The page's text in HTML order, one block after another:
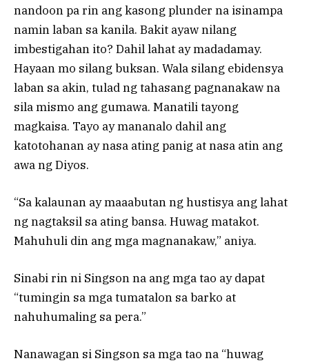
nandoon pa rin ang kasong plunder na isinampa
namin laban sa kanila. Bakit ayaw nilang
imbestigahan ito? Dahil lahat ay madadamay.
Hayaan mo silang buksan. Wala silang ebidensya
laban sa akin, tulad ng tahasang pagnanakaw na
sila mismo ang gumawa. Manatili tayong
magkaisa. Tayo ay mananalo dahil ang
katotohanan ay nasa ating panig at nasa atin ang
awa ng Diyos.
“Sa kalaunan ay maaabutan ng hustisya ang lahat
ng nagtaksil sa ating bansa. Huwag matakot.
Mahuhuli din ang mga magnanakaw,” aniya.
Sinabi rin ni Singson na ang mga tao ay dapat
“tumingin sa mga tumatalon sa barko at
nahuhumaling sa pera.”
Nanawagan si Singson sa mga tao na “huwag